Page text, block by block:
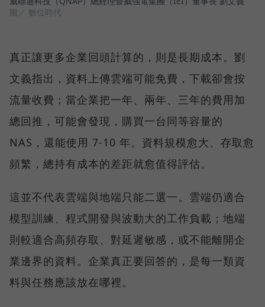
圖／ 數位時代
真正讓更多企業回頭計算的，則是長期成本。劉
文義指出，資料上傳雲端可能免費，下載卻會按
流量收費；當企業把一年、兩年、三年的費用加
總回推，可能會發現，購買一台同等容量的
NAS，還能使用 7-10 年。資料規模愈大、存取愈
頻繁，總持有成本的差距就愈值得評估。
這並不代表雲端與地端只能二選一。雲端仍適合
模型訓練、程式開發與波動大的工作負載；地端
則較適合高頻存取、對延遲敏感，或不能離開企
業邊界的資料。企業真正要回答的，是每一類資
料與任務應該放在哪裡。